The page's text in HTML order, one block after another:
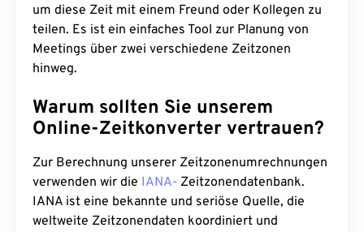
um diese Zeit mit einem Freund oder Kollegen zu
teilen. Es ist ein einfaches Tool zur Planung von
Meetings über zwei verschiedene Zeitzonen
hinweg.
Warum sollten Sie unserem
Online-Zeitkonverter vertrauen?
Zur Berechnung unserer Zeitzonenumrechnungen
verwenden wir die IANA- Zeitzonendatenbank.
IANA ist eine bekannte und seriöse Quelle, die
weltweite Zeitzonendaten koordiniert und